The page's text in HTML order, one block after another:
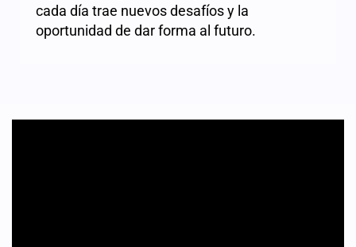
cada día trae nuevos desafíos y la
oportunidad de dar forma al futuro.